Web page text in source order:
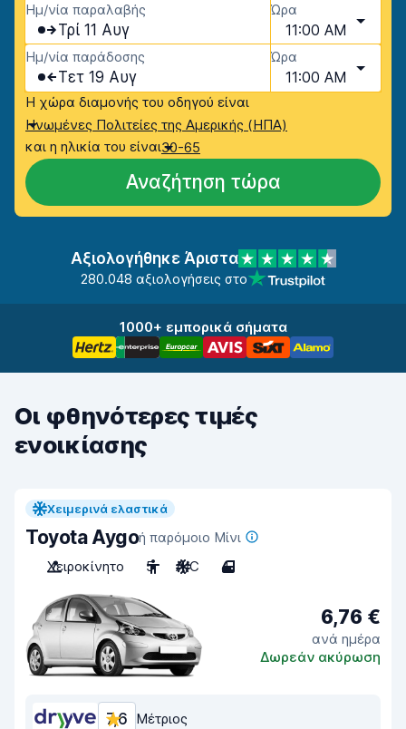
Ημ/νία παραλαβής
Τρί 11 Αυγ
Ώρα
11:00 AM
Ημ/νία παράδοσης
Τετ 19 Αυγ
Ώρα
11:00 AM
Η χώρα διαμονής του οδηγού είναι
Ηνωμένες Πολιτείες της Αμερικής (ΗΠΑ)
και η ηλικία του είναι30-65
Αναζήτηση τώρα
Αξιολογήθηκε Άριστα
280.048 αξιολογήσεις στο
1000+ εμπορικά σήματα
Οι φθηνότερες τιμές
ενοικίασης
Χειμερινά ελαστικά
Toyota Aygoή παρόμοιο Μίνι
Χειροκίνητο
5 A/C 4
6,76 €
ανά ημέρα
Δωρεάν ακύρωση
7,6 Μέτριος